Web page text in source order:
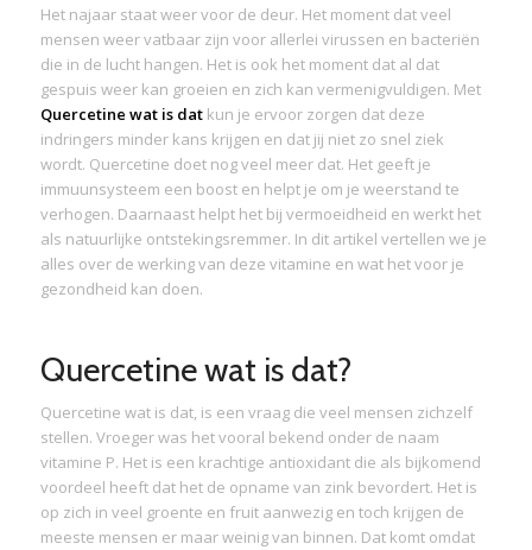
Het najaar staat weer voor de deur. Het moment dat veel
mensen weer vatbaar zijn voor allerlei virussen en bacteriën
die in de lucht hangen. Het is ook het moment dat al dat
gespuis weer kan groeien en zich kan vermenigvuldigen. Met
Quercetine wat is datkun je ervoor zorgen dat deze
indringers minder kans krijgen en dat jij niet zo snel ziek
wordt. Quercetine doet nog veel meer dat. Het geeft je
immuunsysteem een boost en helpt je om je weerstand te
verhogen. Daarnaast helpt het bij vermoeidheid en werkt het
als natuurlijke ontstekingsremmer. In dit artikel vertellen we je
alles over de werking van deze vitamine en wat het voor je
gezondheid kan doen.
Quercetine wat is dat?
Quercetine wat is dat, is een vraag die veel mensen zichzelf
stellen. Vroeger was het vooral bekend onder de naam
vitamine P. Het is een krachtige antioxidant die als bijkomend
voordeel heeft dat het de opname van zink bevordert. Het is
op zich in veel groente en fruit aanwezig en toch krijgen de
meeste mensen er maar weinig van binnen. Dat komt omdat